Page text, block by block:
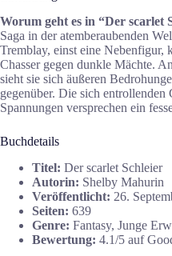
Worum geht es in “Der scarlet
Saga in der atemberaubenden
Tremblay, einst eine Nebenfigur,
Chasser gegen dunkle Mächte.
sieht sie sich äußeren
gegenüber. Die sich entrollenden
Spannungen versprechen ein
Buchdetails
Titel: Der scarlet Schleier
Autorin: Shelby Mahurin
Veröffentlicht: 26.
Seiten: 639
Genre: Fantasy, Junge
Bewertung: 4.1/5 auf